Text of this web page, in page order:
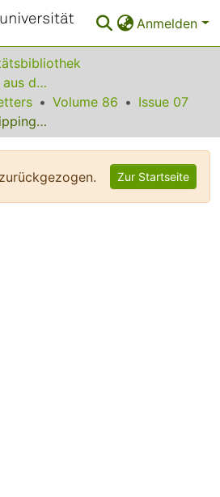
Anmelden
Sonstige Volltexte aus dem Bibliotheksangebot
Volume 86
Issue 07
Suppression of Dripping from a Ceiling
Zur Startseite